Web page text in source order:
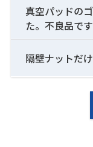
真空パッドの
た。不良品で
隔壁ナットだ